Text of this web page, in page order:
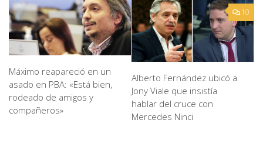
Máximo reapareció en un
asado en PBA: «Está bien,
rodeado de amigos y
compañeros»
10
Alberto Fernández ubicó a
Jony Viale que insistía
hablar del cruce con
Mercedes Ninci